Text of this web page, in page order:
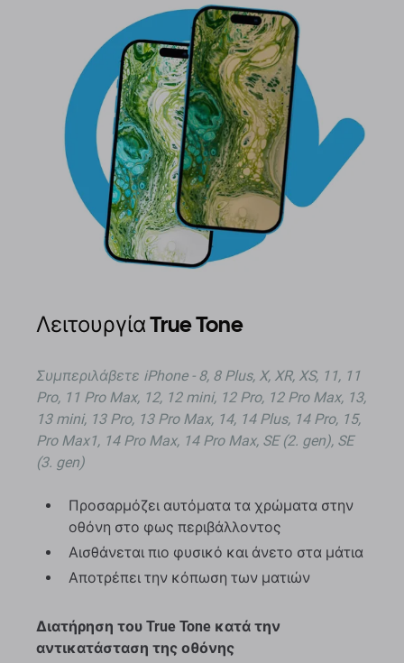
Λειτουργία True Tone
Συμπεριλάβετε iPhone - 8, 8 Plus, X, XR, XS, 11, 11
Pro, 11 Pro Max, 12, 12 mini, 12 Pro, 12 Pro Max, 13,
13 mini, 13 Pro, 13 Pro Max, 14, 14 Plus, 14 Pro, 15,
Pro Max1, 14 Pro Max, 14 Pro Max, SE (2. gen), SE
(3. gen)
Προσαρμόζει αυτόματα τα χρώματα στην
οθόνη στο φως περιβάλλοντος
Αισθάνεται πιο φυσικό και άνετο στα μάτια
Αποτρέπει την κόπωση των ματιών
Διατήρηση του True Tone κατά την
αντικατάσταση της οθόνης